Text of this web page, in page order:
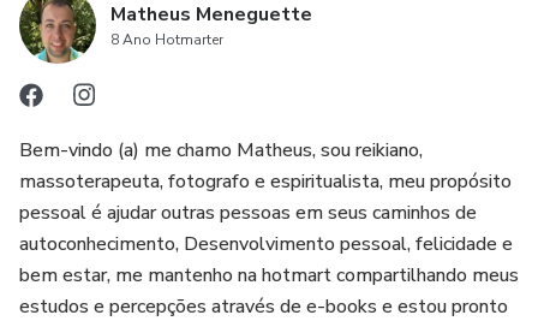
Matheus Meneguette
8 Ano Hotmarter
Bem-vindo (a) me chamo Matheus, sou reikiano,
massoterapeuta, fotografo e espiritualista, meu propósito
pessoal é ajudar outras pessoas em seus caminhos de
autoconhecimento, Desenvolvimento pessoal, felicidade e
bem estar, me mantenho na hotmart compartilhando meus
estudos e percepções através de e-books e estou pronto